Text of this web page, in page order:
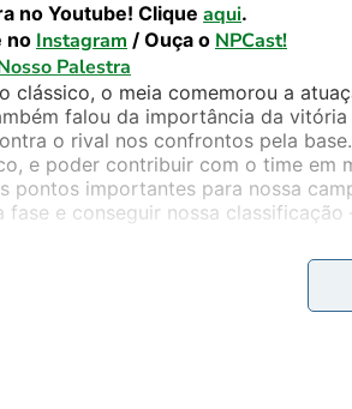
no Youtube! Clique aqui.
no Instagram / Ouça o NPCast!
Palestra
clássico, o meia comemorou a
falou da importância da
o rival nos confrontos pela base.
e poder contribuir com o time em
pontos importantes para nossa
e conseguir nossa classificação